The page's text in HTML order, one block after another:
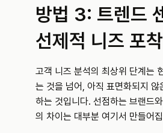
방법 3: 트렌드
선제적 니즈 포착
고객 니즈 분석의 최상위 단계는
는 것을 넘어, 아직 표면화되지 않
하는 것입니다. 선점하는 브랜드
의 차이는 대부분 여기서 만들어